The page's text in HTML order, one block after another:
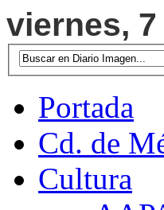
viernes,
Portada
Cd. de
Cultura